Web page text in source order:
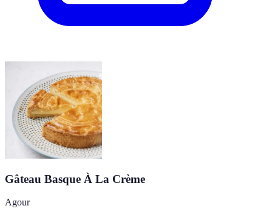
Gâteau Basque À La Crème
Agour